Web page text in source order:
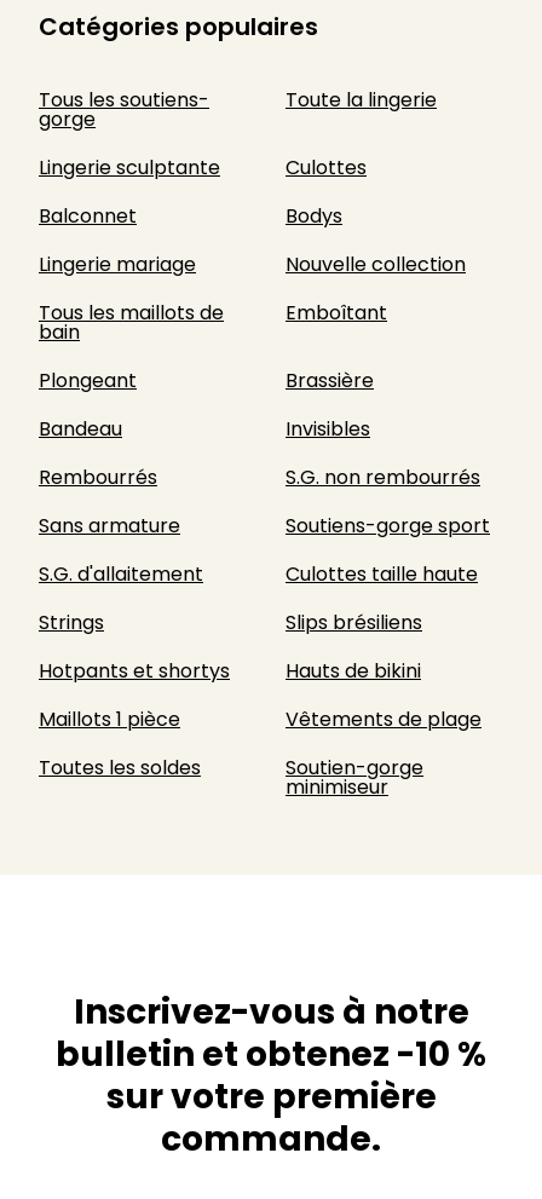
Catégories populaires
Tous les soutiens-
gorge
Toute la lingerie
Lingerie sculptante
Culottes
Balconnet
Bodys
Lingerie mariage
Nouvelle collection
Tous les maillots de
bain
Emboîtant
Plongeant
Brassière
Bandeau
Invisibles
Rembourrés
S.G. non rembourrés
Sans armature
Soutiens-gorge sport
S.G. d'allaitement
Culottes taille haute
Strings
Slips brésiliens
Hotpants et shortys
Hauts de bikini
Maillots 1 pièce
Vêtements de plage
Toutes les soldes
Soutien-gorge
minimiseur
Inscrivez-vous à notre
bulletin et obtenez -10 %
sur votre première
commande.